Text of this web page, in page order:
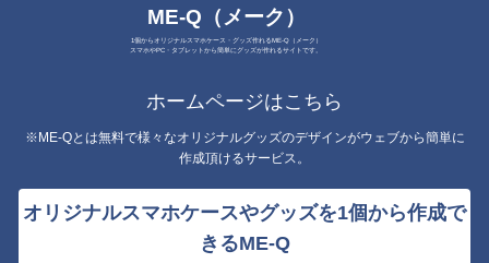
ME-Q（メーク）
1個からオリジナルスマホケース・グッズ作れるME-Q（メーク）
スマホやPC・タブレットから簡単にグッズが作れるサイトです。
ホームページはこちら
※ME-Qとは無料で様々なオリジナルグッズのデザインがウェブから簡単に
作成頂けるサービス。
オリジナルスマホケースやグッズを1個から作成で
きるME-Q